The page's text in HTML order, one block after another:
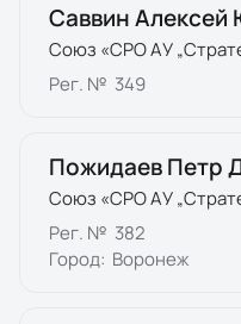
Саввин Алексей
Союз «СРО АУ
Рег. № 349
Пожидаев Петр
Союз «СРО АУ
Рег. № 382
Город: Воронеж